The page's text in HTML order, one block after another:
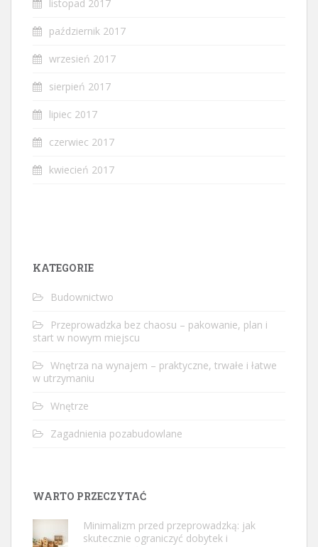
listopad 2017
październik 2017
wrzesień 2017
sierpień 2017
lipiec 2017
czerwiec 2017
kwiecień 2017
KATEGORIE
Budownictwo
Przeprowadzka bez chaosu – pakowanie, plan i
start w nowym miejscu
Wnętrza na wynajem – praktyczne, trwałe i łatwe
w utrzymaniu
Wnętrze
Zagadnienia pozabudowlane
WARTO PRZECZYTAĆ
Minimalizm przed przeprowadzką: jak
skutecznie ograniczyć dobytek i